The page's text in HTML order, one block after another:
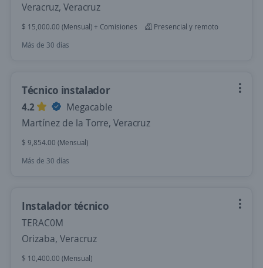
Veracruz, Veracruz
$ 15,000.00 (Mensual) + Comisiones
Presencial y remoto
Más de 30 días
Técnico instalador
4.2
Megacable
Martínez de la Torre, Veracruz
$ 9,854.00 (Mensual)
Más de 30 días
Instalador técnico
TERAC0M
Orizaba, Veracruz
$ 10,400.00 (Mensual)